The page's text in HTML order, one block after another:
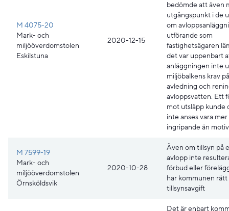
M 4075-20
Mark- och
miljööverdomstolen
Eskilstuna
2020-12-15
bedömde att även
utgångspunkt i de
om
utförande som
fastighetsägaren
det var uppenbart
anläggningen inte
miljöbalkens krav på
avledning och
avloppsvatten. Ett
mot utsläpp kunde
inte anses vara mer
ingripande än
M 7599-19
Mark- och
miljööverdomstolen
Örnsköldsvik
2020-10-28
Även om tillsyn på
avlopp inte
förbud eller
har kommunen
tillsynsavgift
Det är enbart